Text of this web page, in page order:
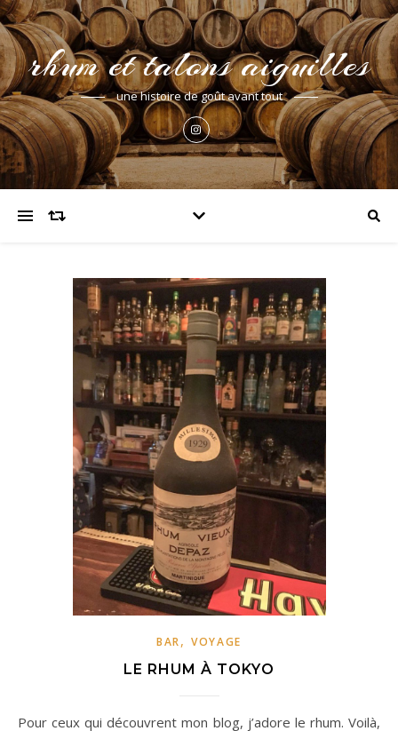
rhum et talons aiguilles
une histoire de goût avant tout
BAR, VOYAGE
LE RHUM À TOKYO
Pour ceux qui découvrent mon blog, j’adore le rhum. Voilà,